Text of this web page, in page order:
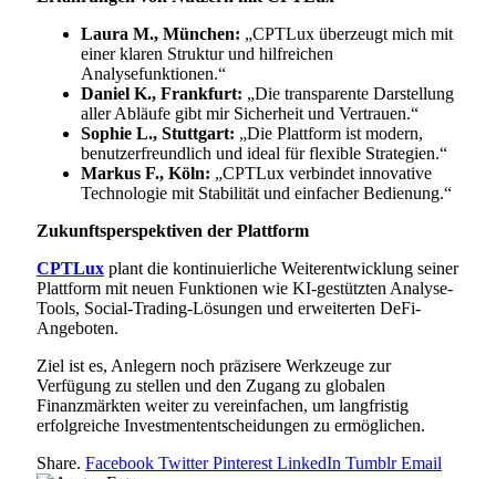
Laura M., München: „CPTLux überzeugt mich mit
einer klaren Struktur und hilfreichen
Analysefunktionen.“
Daniel K., Frankfurt: „Die transparente Darstellung
aller Abläufe gibt mir Sicherheit und Vertrauen.“
Sophie L., Stuttgart: „Die Plattform ist modern,
benutzerfreundlich und ideal für flexible Strategien.“
Markus F., Köln: „CPTLux verbindet innovative
Technologie mit Stabilität und einfacher Bedienung.“
Zukunftsperspektiven der Plattform
CPTLux plant die kontinuierliche Weiterentwicklung seiner
Plattform mit neuen Funktionen wie KI-gestützten Analyse-
Tools, Social-Trading-Lösungen und erweiterten DeFi-
Angeboten.
Ziel ist es, Anlegern noch präzisere Werkzeuge zur
Verfügung zu stellen und den Zugang zu globalen
Finanzmärkten weiter zu vereinfachen, um langfristig
erfolgreiche Investmententscheidungen zu ermöglichen.
Share. Facebook Twitter Pinterest LinkedIn Tumblr Email